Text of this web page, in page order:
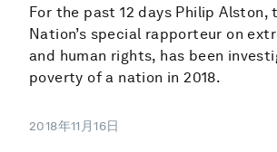
For the past 12 days Philip Alston,
Nation’s special rapporteur on
and human rights, has been
poverty of a nation in 2018.
2018年11月16日